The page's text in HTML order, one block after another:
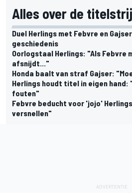
Alles over de
Duel Herlings met Febvre en
geschiedenis
Oorlogstaal Herlings: "Als Febvre
afsnijdt..."
Honda baalt van straf Gajser:
Herlings houdt titel in eigen hand:
fouten"
Febvre beducht voor 'jojo'
versnellen"